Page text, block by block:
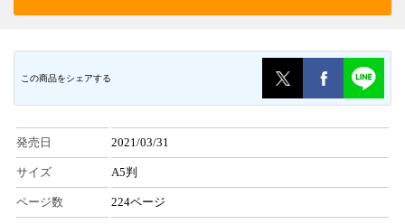
この商品をシェアする
発売日 2021/03/31
サイズ A5判
ページ数 224ページ